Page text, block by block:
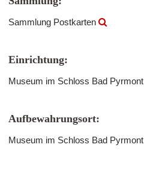
Sammlung Postkarten
Einrichtung:
Museum im Schloss Bad Pyrmont
Aufbewahrungsort:
Museum im Schloss Bad Pyrmont